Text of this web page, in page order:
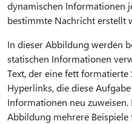
dynamischen Informationen
bestimmte Nachricht erstellt
In dieser Abbildung werden
statischen Informationen
Text, der eine fett
Hyperlinks, die diese
Informationen neu
Abbildung mehrere